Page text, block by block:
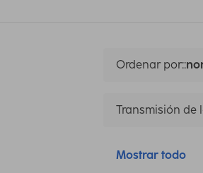
Ordenar por::
Transmisión de
Mostrar todo